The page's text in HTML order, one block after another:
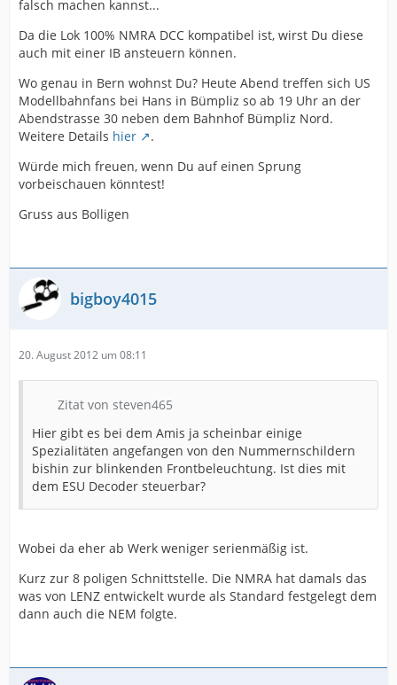
falsch machen kannst...
Da die Lok 100% NMRA DCC kompatibel ist, wirst Du diese
auch mit einer IB ansteuern können.
Wo genau in Bern wohnst Du? Heute Abend treffen sich US
Modellbahnfans bei Hans in Bümpliz so ab 19 Uhr an der
Abendstrasse 30 neben dem Bahnhof Bümpliz Nord.
Weitere Details hier
.
Würde mich freuen, wenn Du auf einen Sprung
vorbeischauen könntest!
Gruss aus Bolligen
bigboy4015
20. August 2012 um 08:11
Zitat von steven465
Hier gibt es bei dem Amis ja scheinbar einige
Spezialitäten angefangen von den Nummernschildern
bishin zur blinkenden Frontbeleuchtung. Ist dies mit
dem ESU Decoder steuerbar?
Wobei da eher ab Werk weniger serienmäßig ist.
Kurz zur 8 poligen Schnittstelle. Die NMRA hat damals das
was von LENZ entwickelt wurde als Standard festgelegt dem
dann auch die NEM folgte.